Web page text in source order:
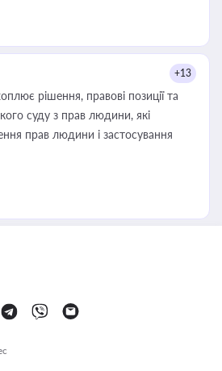
+13
рішення, правові позиції та
суду з прав людини, які
прав людини і застосування